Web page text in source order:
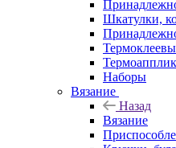
Шкатулки,
Наборы
Вязание
Назад
Вязание